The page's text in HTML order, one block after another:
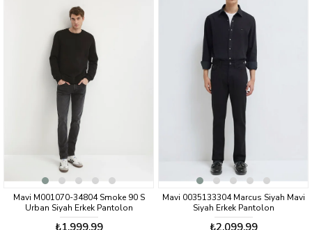
Mavi M001070-34804 Smoke 90 S
Urban Siyah Erkek Pantolon
Mavi 0035133304 Marcus Siyah Mavi
Siyah Erkek Pantolon